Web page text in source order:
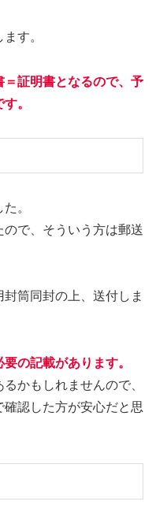
す。
証明書となるので、予
。
。
で、そういう方は郵送
筒同封の上、送付しま
の記載があります。
かもしれませんので、
認した方が安心だと思